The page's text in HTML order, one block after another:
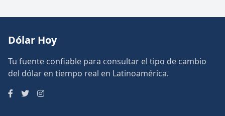
Dólar Hoy
Tu fuente confiable para consultar el tipo de cambio
del dólar en tiempo real en Latinoamérica.